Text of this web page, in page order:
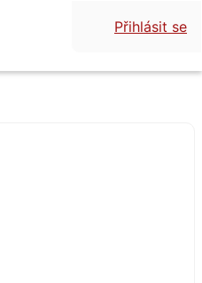
Přihlásit se